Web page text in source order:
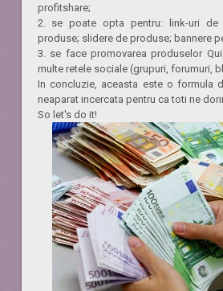
profitshare;
2. se poate opta pentru: link-uri de
produse; slidere de produse; bannere
3. se face promovarea produselor
multe retele sociale (grupuri, forumuri,
In concluzie, aceasta este o formula
neaparat incercata pentru ca toti ne
So let's do it!